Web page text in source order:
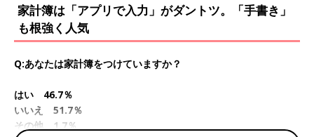
の“スルーパス”は、子どもの成長とともに難し
ライフスタイルアドバイザーで１級FP技能士の
家計簿は「アプリで入力」がダントツ。「手書き」
も根強く人気
Q:あなたは家計簿をつけていますか？
はい 46.7％
いいえ 51.7％
その他 1.7％